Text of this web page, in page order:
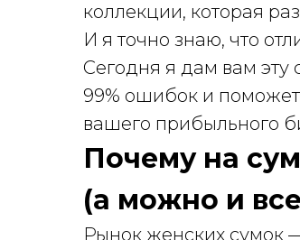
коллекции, которая
И я точно знаю, что
Сегодня я дам вам эту
99% ошибок и поможет
вашего прибыльного
Почему на
(а можно и
Рынок женских сумок